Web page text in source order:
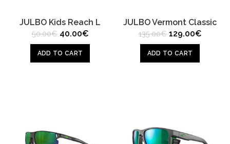
JULBO Kids Reach L
50.00€ Original
price
was:
50.00€.
40.00€Current
price
40.00€.
ADD TO CART
JULBO Vermont Classic
135.00€ Original
price
was:
135.00€.
129.00€Current
ADD TO CART